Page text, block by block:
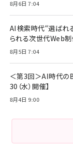
8月6日 7:04
AI検索時代“選ばれ
られる次世代Web制
8月5日 7:04
＜第3回＞AI時代の
30（水）開催】
8月4日 9:00